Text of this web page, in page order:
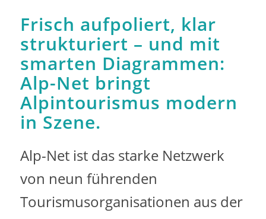
Frisch aufpoliert, klar
strukturiert – und mit
smarten Diagrammen:
Alp-Net bringt
Alpintourismus modern
in Szene.
Alp-Net ist das starke Netzwerk
von neun führenden
Tourismusorganisationen aus der